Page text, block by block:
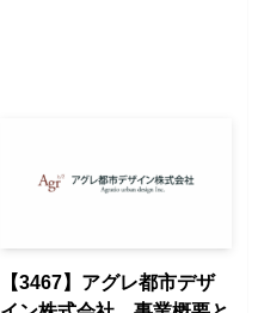
【3467】アグレ都市デザ